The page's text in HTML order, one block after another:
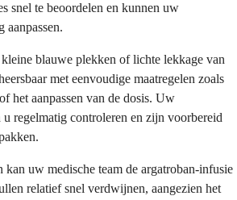
snel te beoordelen en kunnen uw
aanpassen.
blauwe plekken of lichte lekkage van
met eenvoudige maatregelen zoals
het aanpassen van de dosis. Uw
regelmatig controleren en zijn voorbereid
uw medische team de argatroban-infusie
relatief snel verdwijnen, aangezien het